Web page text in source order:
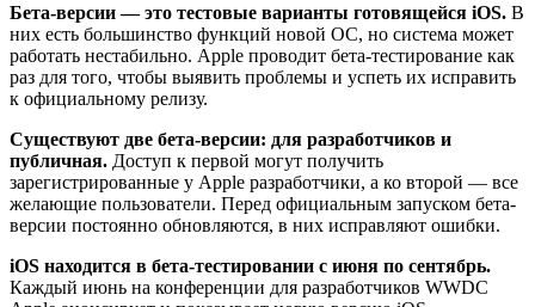
Бета-версии — это тестовые варианты готовящейся iOS. В
них есть большинство функций новой ОС, но система может
работать нестабильно. Apple проводит бета-тестирование как
раз для того, чтобы выявить проблемы и успеть их исправить
к официальному релизу.
Существуют две бета-версии: для разработчиков и
публичная. Доступ к первой могут получить
зарегистрированные у Apple разработчики, а ко второй — все
желающие пользователи. Перед официальным запуском бета-
версии постоянно обновляются, в них исправляют ошибки.
iOS находится в бета-тестировании с июня по сентябрь.
Каждый июнь на конференции для разработчиков WWDC